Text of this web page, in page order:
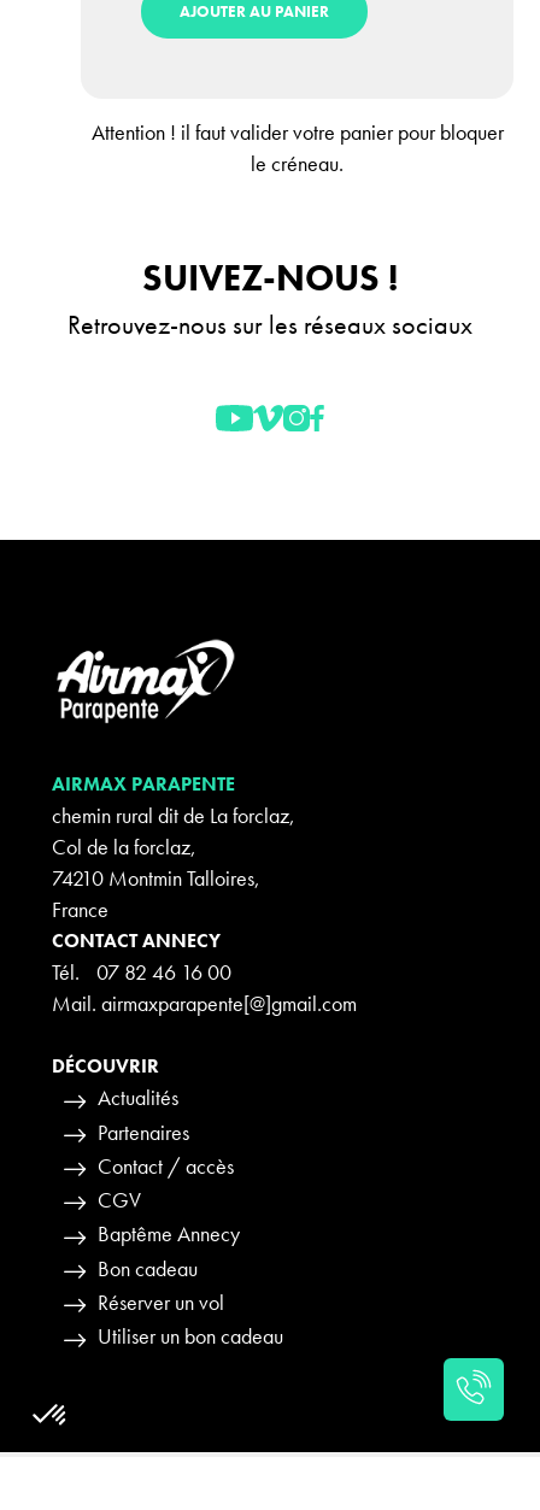
AJOUTER AU PANIER
Attention ! il faut valider votre panier pour bloquer
le créneau.
SUIVEZ-NOUS !
Retrouvez-nous sur les réseaux sociaux
AIRMAX PARAPENTE
chemin rural dit de La forclaz,
Col de la forclaz,
74210 Montmin Talloires,
France
CONTACT ANNECY
Tél.
07 82 46 16 00
Mail. airmaxparapente[@]gmail.com
DÉCOUVRIR
Actualités
Partenaires
Contact / accès
CGV
Baptême Annecy
Bon cadeau
Réserver un vol
Utiliser un bon cadeau